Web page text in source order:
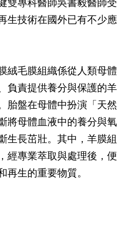
雙專科醫師吳書毅醫師受
生技術在國外已有不少應
絨毛膜組織係從人類母體
負責提供養分與保護的羊
胎盤在母體中扮演「天然
將母體血液中的養分與氧
生長茁壯。其中，羊膜組
經專業萃取與處理後，便
再生的重要物質。